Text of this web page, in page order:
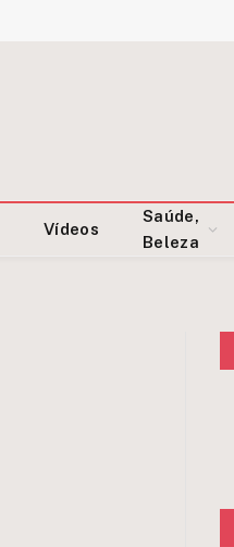
Vídeos
Saúde,
Beleza